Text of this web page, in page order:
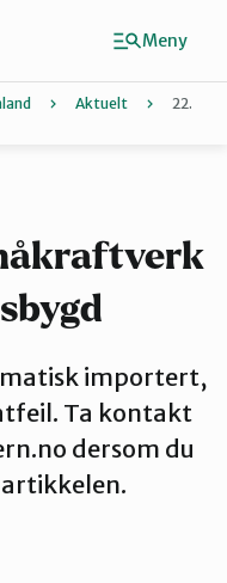
Aktuelt
22.
importert,
Ta kontakt
dersom du